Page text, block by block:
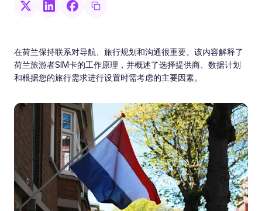
在荷兰保持联系对导航、旅行规划和沟通很重要。该内容解释了
荷兰旅游者SIM卡的工作原理，并概述了选择提供商、数据计划
和根据您的旅行需求进行设置时需考虑的主要因素。